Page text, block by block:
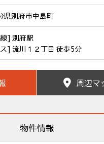
県別府市中島町
] 別府駅
] 流川１２丁目 徒歩5分
周辺マ
物件情報